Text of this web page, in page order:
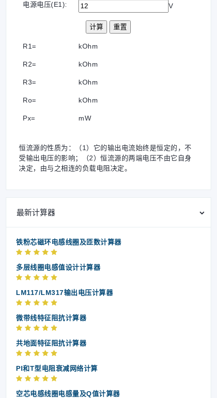
电源电压(E1): V
R1= kOhm
R2= kOhm
R3= kOhm
Ro= kOhm
Px= mW
恒流源的性质为：（1）它的输出电流始终是恒定的，不
受输出电压的影响；（2）恒流源的两端电压不由它自身
决定，由与之相连的负载电阻决定。
最新计算器
铁粉芯磁环电感线圈及匝数计算器
多层线圈电感值设计计算器
LM117/LM317输出电压计算器
微带线特征阻抗计算器
共地面特征阻抗计算器
PI和T型电阻衰减网络计算
空芯电感线圈电感量及Q值计算器